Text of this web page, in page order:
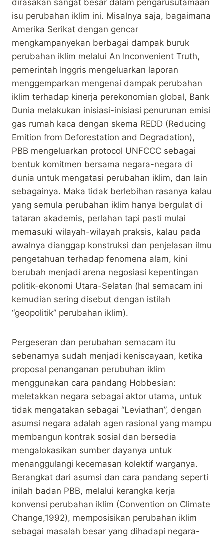
isu perubahan iklim ini. Misalnya saja, bagaimana
Amerika Serikat dengan gencar
mengkampanyekan berbagai dampak buruk
perubahan iklim melalui An Inconvenient Truth,
pemerintah Inggris mengeluarkan laporan
menggemparkan mengenai dampak perubahan
iklim terhadap kinerja perekonomian global, Bank
Dunia melakukan inisiasi-inisiasi penurunan emisi
gas rumah kaca dengan skema REDD (Reducing
Emition from Deforestation and Degradation),
PBB mengeluarkan protocol UNFCCC sebagai
bentuk komitmen bersama negara-negara di
dunia untuk mengatasi perubahan iklim, dan lain
sebagainya. Maka tidak berlebihan rasanya kalau
yang semula perubahan iklim hanya bergulat di
tataran akademis, perlahan tapi pasti mulai
memasuki wilayah-wilayah praksis, kalau pada
awalnya dianggap konstruksi dan penjelasan ilmu
pengetahuan terhadap fenomena alam, kini
berubah menjadi arena negosiasi kepentingan
politik-ekonomi Utara-Selatan (hal semacam ini
kemudian sering disebut dengan istilah
“geopolitik” perubahan iklim).
Pergeseran dan perubahan semacam itu
sebenarnya sudah menjadi keniscayaan, ketika
proposal penanganan perubuhan iklim
menggunakan cara pandang Hobbesian:
meletakkan negara sebagai aktor utama, untuk
tidak mengatakan sebagai “Leviathan”, dengan
asumsi negara adalah agen rasional yang mampu
membangun kontrak sosial dan bersedia
mengalokasikan sumber dayanya untuk
menanggulangi kecemasan kolektif warganya.
Berangkat dari asumsi dan cara pandang seperti
inilah badan PBB, melalui kerangka kerja
konvensi perubahan iklim (Convention on Climate
Change,1992), memposisikan perubahan iklim
sebagai masalah besar yang dihadapi negara-